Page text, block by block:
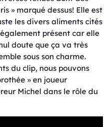
» marqué dessus! Elle est
les divers aliments cités
présent car elle
doute que ça va très
sous son charme.
du clip, nous pouvons
» en joueur
Michel dans le rôle du